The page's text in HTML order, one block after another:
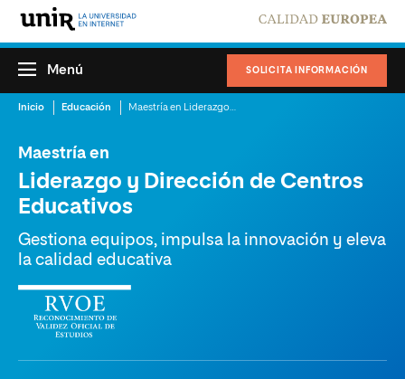
SOLICITA INFORMACIÓN
Menú
Inicio Educación
Maestría en
Liderazgo y Dirección de Centros
Educativos
Gestiona equipos, impulsa la innovación y eleva
la calidad educativa